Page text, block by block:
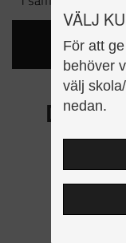
VÄLJ
För att
behöver
välj
nedan.
Det